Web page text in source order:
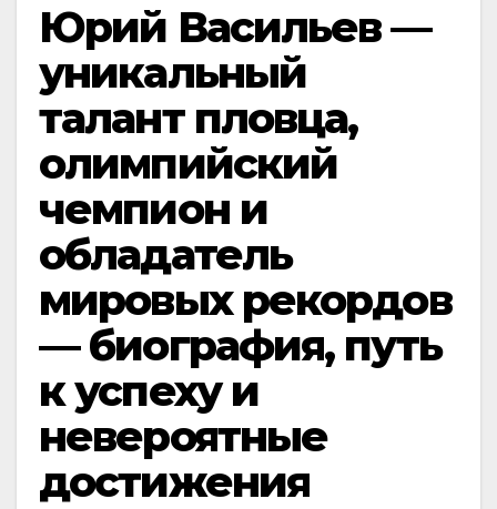
Юрий Васильев —
уникальный
талант пловца,
олимпийский
чемпион и
обладатель
мировых рекордов
— биография, путь
к успеху и
невероятные
достижения